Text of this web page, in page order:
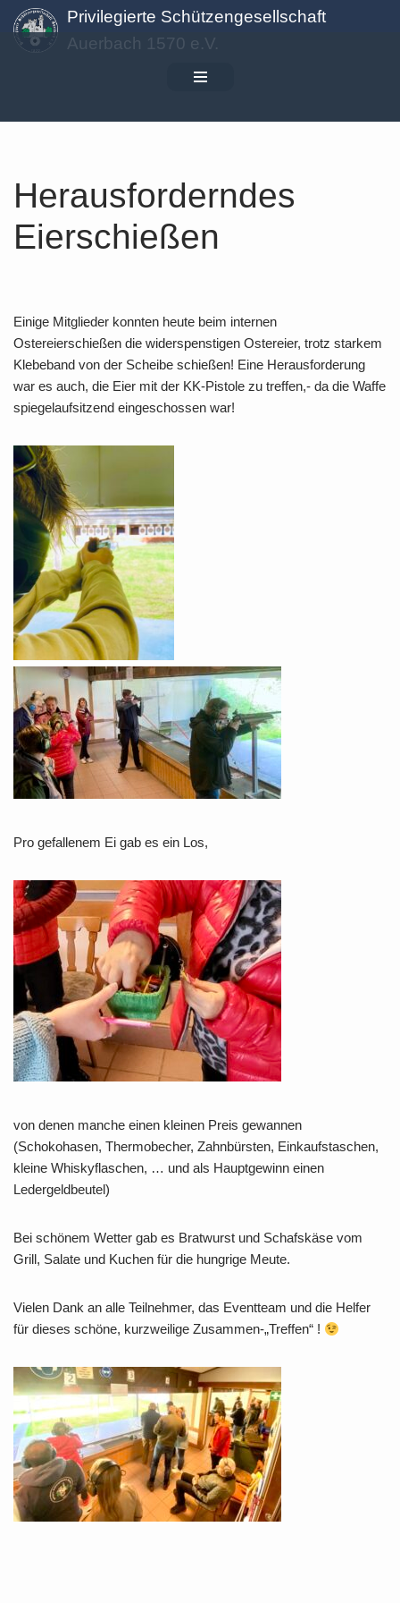
Zum
Privilegierte Schützengesellschaft
Auerbach 1570 e.V.
Herausforderndes
Eierschießen
Einige Mitglieder konnten heute beim internen
Ostereierschießen die widerspenstigen Ostereier, trotz starkem
Klebeband von der Scheibe schießen! Eine Herausforderung
war es auch, die Eier mit der KK-Pistole zu treffen,- da die Waffe
spiegelaufsitzend eingeschossen war!
Pro gefallenem Ei gab es ein Los,
von denen manche einen kleinen Preis gewannen
(Schokohasen, Thermobecher, Zahnbürsten, Einkaufstaschen,
kleine Whiskyflaschen, … und als Hauptgewinn einen
Ledergeldbeutel)
Bei schönem Wetter gab es Bratwurst und Schafskäse vom
Grill, Salate und Kuchen für die hungrige Meute.
Vielen Dank an alle Teilnehmer, das Eventteam und die Helfer
für dieses schöne, kurzweilige Zusammen-„Treffen“ !